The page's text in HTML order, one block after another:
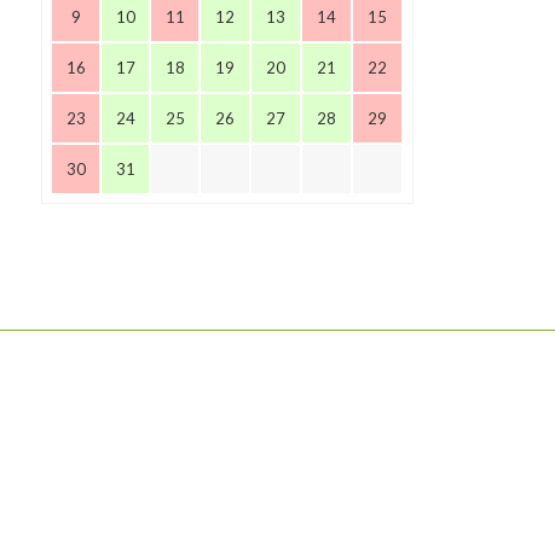
9 10 11 12 13 14 15
16 17 18 19 20 21 22
23 24 25 26 27 28 29
30 31